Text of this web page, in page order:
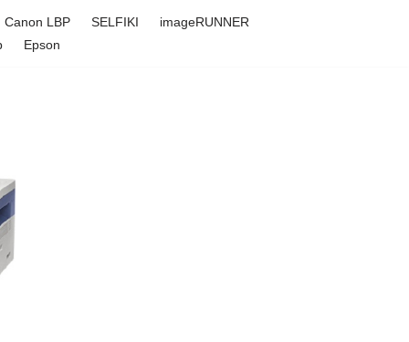
Canon LBP SELFIKI
imageRUNNER
Epson